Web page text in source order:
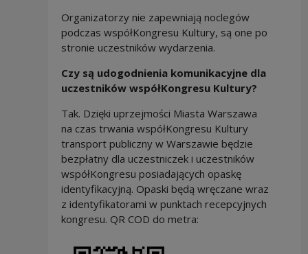
Organizatorzy nie zapewniają noclegów
podczas współKongresu Kultury, są one po
stronie uczestników wydarzenia.
Czy są udogodnienia komunikacyjne dla
uczestników współKongresu Kultury?
Tak. Dzięki uprzejmości Miasta Warszawa
na czas trwania współKongresu Kultury
transport publiczny w Warszawie będzie
bezpłatny dla uczestniczek i uczestników
współKongresu posiadających opaskę
identyfikacyjną. Opaski będą wręczane wraz
z identyfikatorami w punktach recepcyjnych
kongresu. QR COD do metra: